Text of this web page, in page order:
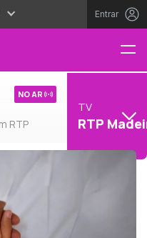
Entrar
RTP
NO AR
TV
RTP